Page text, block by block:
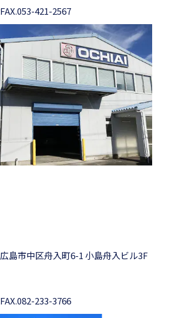
FAX.053-421-2567
島市中区舟入町6-1 小島舟入ビル3F
FAX.082-233-3766